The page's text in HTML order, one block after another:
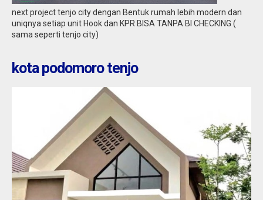
Jual 9,50 M
next project tenjo city dengan Bentuk rumah lebih modern dan
uniqnya setiap unit Hook dan KPR BISA TANPA BI CHECKING (
sama seperti tenjo city)
kota podomoro tenjo